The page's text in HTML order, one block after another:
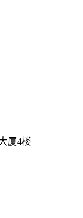
厦4楼